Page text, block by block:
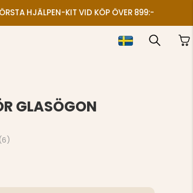
HJÄLPEN-KIT VID KÖP ÖVER 899:-
GLASÖGON
6)